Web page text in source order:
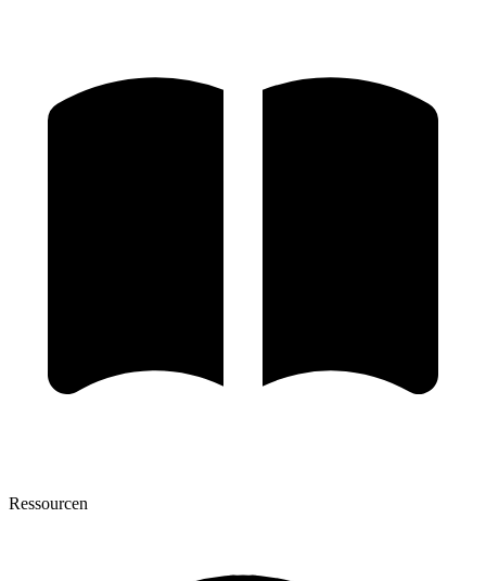
Ressourcen